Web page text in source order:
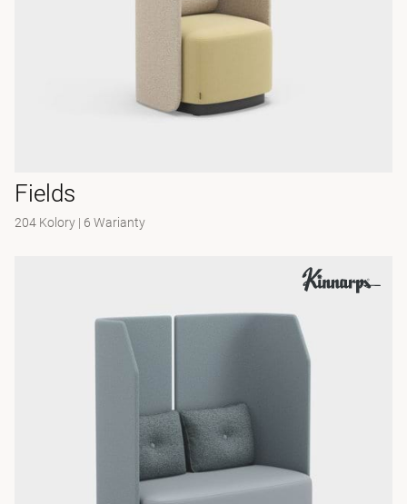
Fields
204 Kolory | 6 Warianty